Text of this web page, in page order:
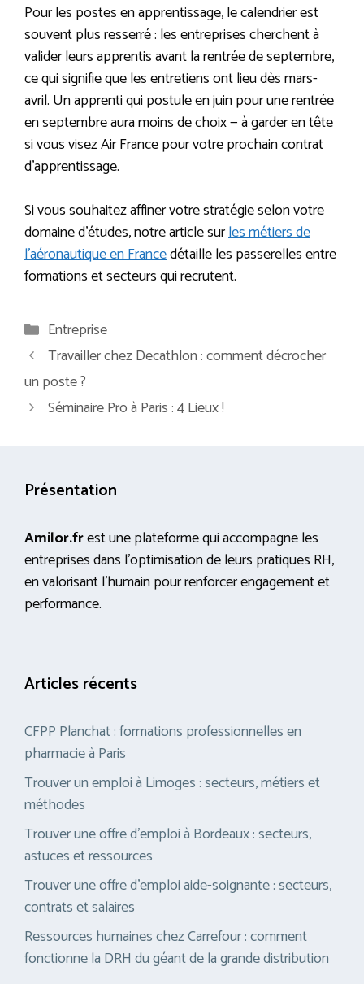
Pour les postes en apprentissage, le calendrier est
souvent plus resserré : les entreprises cherchent à
valider leurs apprentis avant la rentrée de septembre,
ce qui signifie que les entretiens ont lieu dès mars-
avril. Un apprenti qui postule en juin pour une rentrée
en septembre aura moins de choix — à garder en tête
si vous visez Air France pour votre prochain contrat
d’apprentissage.
Si vous souhaitez affiner votre stratégie selon votre
domaine d’études, notre article surles métiers de
l’aéronautique en Francedétaille les passerelles entre
formations et secteurs qui recrutent.
Catégories
Entreprise
Travailler chez Decathlon : comment décrocher
un poste ?
Séminaire Pro à Paris : 4 Lieux !
Présentation
Amilor.frest une plateforme qui accompagne les
entreprises dans l’optimisation de leurs pratiques RH,
en valorisant l’humain pour renforcer engagement et
performance.
Articles récents
CFPP Planchat : formations professionnelles en
pharmacie à Paris
Trouver un emploi à Limoges : secteurs, métiers et
méthodes
Trouver une offre d’emploi à Bordeaux : secteurs,
astuces et ressources
Trouver une offre d’emploi aide-soignante : secteurs,
contrats et salaires
Ressources humaines chez Carrefour : comment
fonctionne la DRH du géant de la grande distribution